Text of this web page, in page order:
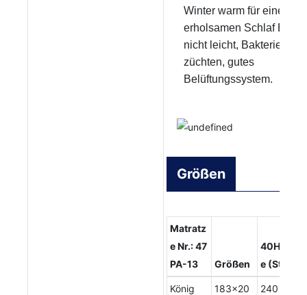
Winter warm für einen
erholsamen Schlaf Es ist
nicht leicht, Bakterien zu
züchten, gutes
Belüftungssystem.
Größen
Matratz
e Nr.: 47
PA-13
Größen
40HQ
e (Stk.)
König
183x20
240